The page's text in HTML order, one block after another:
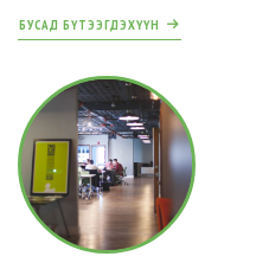
БУСАД БҮТЭЭГДЭХҮҮН